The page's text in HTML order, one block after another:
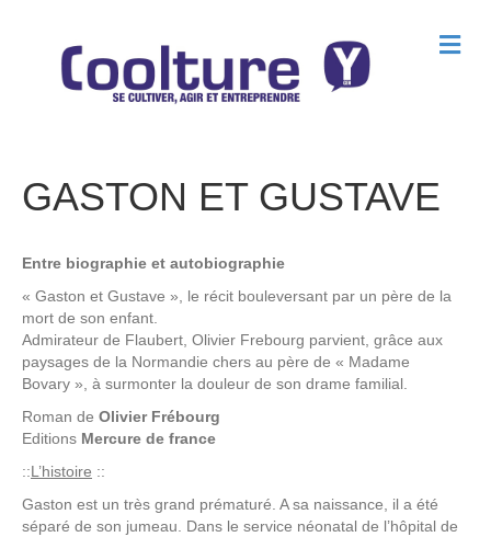
M
e
GASTON ET GUSTAVE
Entre biographie et autobiographie
« Gaston et Gustave », le récit bouleversant par un père de la
mort de son enfant.
Admirateur de Flaubert, Olivier Frebourg parvient, grâce aux
paysages de la Normandie chers au père de « Madame
Bovary », à surmonter la douleur de son drame familial.
Roman de Olivier Frébourg
Editions Mercure de france
::L’histoire ::
Gaston est un très grand prématuré. A sa naissance, il a été
séparé de son jumeau. Dans le service néonatal de l’hôpital de